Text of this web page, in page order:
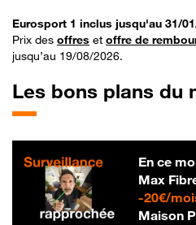
Eurosport 1 inclus jusqu'au 31/
Prix des offres et offre de
jusqu’au 19/08/2026.
Les bons plans du
En ce
Max
-20€/
Maison